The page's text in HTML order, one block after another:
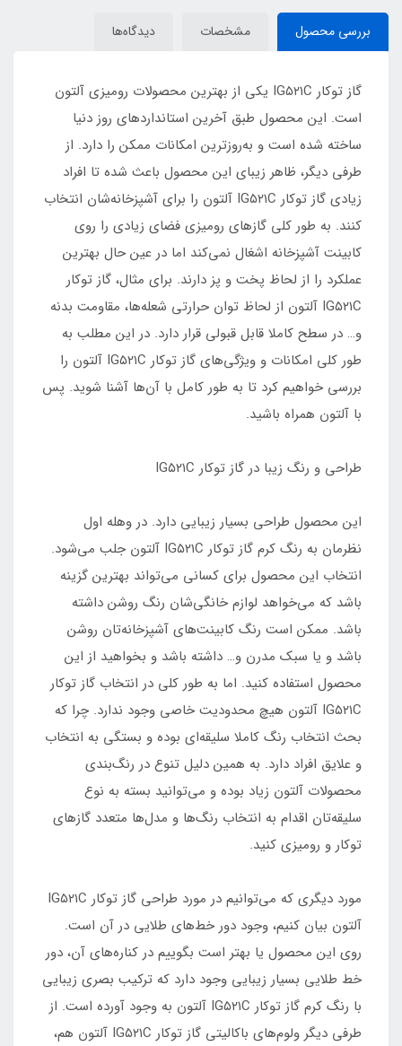
بررسی محصول مشخصات دیدگاه‌ها
گاز توکار IG۵۲۱C یکی از بهترین محصولات رومیزی آلتون
است. این محصول طبق آخرین استانداردهای روز دنیا
ساخته شده است و به‌روزترین امکانات ممکن را دارد. از
طرفی دیگر، ظاهر زیبای این محصول باعث شده تا افراد
زیادی گاز توکار IG۵۲۱C آلتون را برای آشپزخانه‌شان انتخاب
کنند. به طور کلی گازهای رومیزی فضای زیادی را روی
کابینت آشپزخانه اشغال نمی‌کند اما در عین حال بهترین
عملکرد را از لحاظ پخت و پز دارند. برای مثال، گاز توکار
IG۵۲۱C آلتون از لحاظ توان حرارتی شعله‌ها، مقاومت بدنه
و… در سطح کاملا قابل قبولی قرار دارد. در این مطلب به
طور کلی امکانات و ویژگی‌های گاز توکار IG۵۲۱C آلتون را
بررسی خواهیم کرد تا به طور کامل با آن‌ها آشنا شوید. پس
با آلتون همراه باشید.
طراحی و رنگ زیبا در گاز توکار IG۵۲۱C
این محصول طراحی بسیار زیبایی دارد. در وهله اول
نظرمان به رنگ کرم گاز توکار IG۵۲۱C آلتون جلب می‌شود.
انتخاب این محصول برای کسانی می‌تواند بهترین گزینه
باشد که می‌خواهد لوازم خانگی‌شان رنگ روشن داشته
باشد. ممکن است رنگ کابینت‌های آشپزخانه‌تان روشن
باشد و یا سبک مدرن و… داشته باشد و بخواهید از این
محصول استفاده کنید. اما به طور کلی در انتخاب گاز توکار
IG۵۲۱C آلتون هیچ محدودیت خاصی وجود ندارد. چرا که
بحث انتخاب رنگ کاملا سلیقه‌ای بوده و بستگی به انتخاب
و علایق افراد دارد. به همین دلیل تنوع در رنگ‌بندی
محصولات آلتون زیاد بوده و می‌توانید بسته به نوع
سلیقه‌تان اقدام به انتخاب رنگ‌ها و مدل‌ها متعدد گازهای
توکار و رومیزی کنید.
مورد دیگری که می‌توانیم در مورد طراحی گاز توکار IG۵۲۱C
آلتون بیان کنیم، وجود دور خط‌های طلایی در آن است.
روی این محصول یا بهتر است بگوییم در کناره‌های آن، دور
خط طلایی بسیار زیبایی وجود دارد که ترکیب بصری زیبایی
با رنگ کرم گاز توکار IG۵۲۱C آلتون به وجود آورده است. از
طرفی دیگر ولوم‌های باکالیتی گاز توکار IG۵۲۱C آلتون هم،